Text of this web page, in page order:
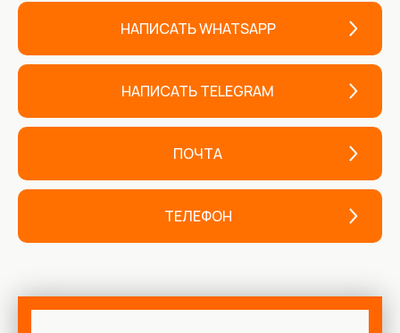
НАПИСАТЬ WHATSAPP
НАПИСАТЬ TELEGRAM
ПОЧТА
ТЕЛЕФОН